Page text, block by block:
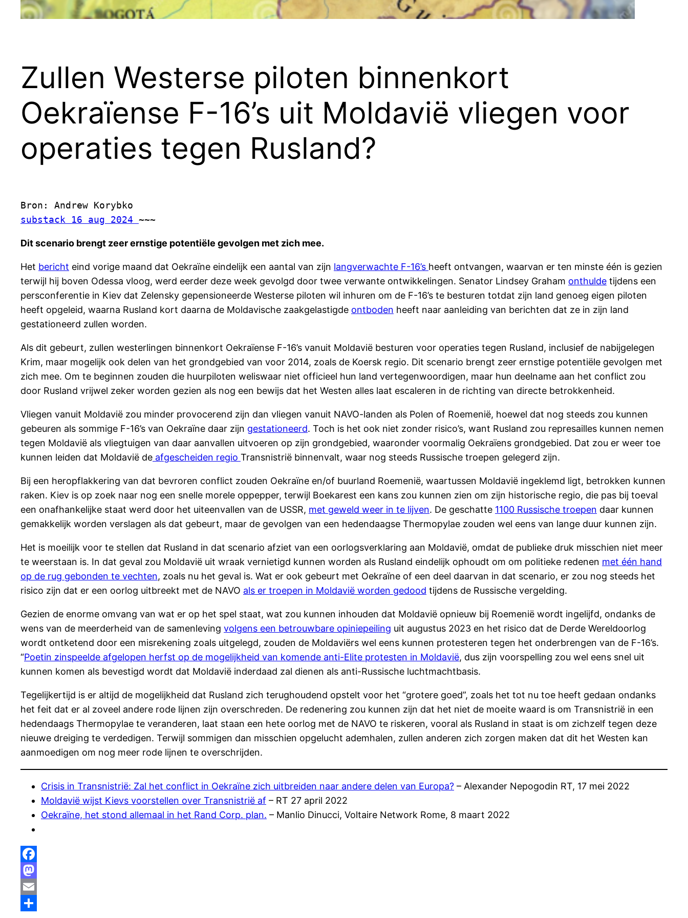
Zullen Westerse piloten binnenkort
Oekraïense F-16’s uit Moldavië vliegen voor
operaties tegen Rusland?
Bron: Andrew Korybko
substack 16 aug 2024 ~~~
Dit scenario brengt zeer ernstige potentiële gevolgen met zich mee.
Het bericht eind vorige maand dat Oekraïne eindelijk een aantal van zijn langverwachte F-16’s heeft ontvangen, waarvan er ten minste één is gezien
terwijl hij boven Odessa vloog, werd eerder deze week gevolgd door twee verwante ontwikkelingen. Senator Lindsey Graham onthulde tijdens een
persconferentie in Kiev dat Zelensky gepensioneerde Westerse piloten wil inhuren om de F-16’s te besturen totdat zijn land genoeg eigen piloten
heeft opgeleid, waarna Rusland kort daarna de Moldavische zaakgelastigde ontboden heeft naar aanleiding van berichten dat ze in zijn land
gestationeerd zullen worden.
Als dit gebeurt, zullen westerlingen binnenkort Oekraïense F-16’s vanuit Moldavië besturen voor operaties tegen Rusland, inclusief de nabijgelegen
Krim, maar mogelijk ook delen van het grondgebied van voor 2014, zoals de Koersk regio. Dit scenario brengt zeer ernstige potentiële gevolgen met
zich mee. Om te beginnen zouden die huurpiloten weliswaar niet officieel hun land vertegenwoordigen, maar hun deelname aan het conflict zou
door Rusland vrijwel zeker worden gezien als nog een bewijs dat het Westen alles laat escaleren in de richting van directe betrokkenheid.
Vliegen vanuit Moldavië zou minder provocerend zijn dan vliegen vanuit NAVO-landen als Polen of Roemenië, hoewel dat nog steeds zou kunnen
gebeuren als sommige F-16’s van Oekraïne daar zijn gestationeerd. Toch is het ook niet zonder risico’s, want Rusland zou represailles kunnen nemen
tegen Moldavië als vliegtuigen van daar aanvallen uitvoeren op zijn grondgebied, waaronder voormalig Oekraïens grondgebied. Dat zou er weer toe
kunnen leiden dat Moldavië de afgescheiden regio Transnistrië binnenvalt, waar nog steeds Russische troepen gelegerd zijn.
Bij een heropflakkering van dat bevroren conflict zouden Oekraïne en/of buurland Roemenië, waartussen Moldavië ingeklemd ligt, betrokken kunnen
raken. Kiev is op zoek naar nog een snelle morele oppepper, terwijl Boekarest een kans zou kunnen zien om zijn historische regio, die pas bij toeval
een onafhankelijke staat werd door het uiteenvallen van de USSR, met geweld weer in te lijven. De geschatte 1100 Russische troepen daar kunnen
gemakkelijk worden verslagen als dat gebeurt, maar de gevolgen van een hedendaagse Thermopylae zouden wel eens van lange duur kunnen zijn.
Het is moeilijk voor te stellen dat Rusland in dat scenario afziet van een oorlogsverklaring aan Moldavië, omdat de publieke druk misschien niet meer
te weerstaan is. In dat geval zou Moldavië uit wraak vernietigd kunnen worden als Rusland eindelijk ophoudt om om politieke redenen met één hand
op de rug gebonden te vechten, zoals nu het geval is. Wat er ook gebeurt met Oekraïne of een deel daarvan in dat scenario, er zou nog steeds het
risico zijn dat er een oorlog uitbreekt met de NAVO als er troepen in Moldavië worden gedood tijdens de Russische vergelding.
Gezien de enorme omvang van wat er op het spel staat, wat zou kunnen inhouden dat Moldavië opnieuw bij Roemenië wordt ingelijfd, ondanks de
wens van de meerderheid van de samenleving volgens een betrouwbare opiniepeiling uit augustus 2023 en het risico dat de Derde Wereldoorlog
wordt ontketend door een misrekening zoals uitgelegd, zouden de Moldaviërs wel eens kunnen protesteren tegen het onderbrengen van de F-16’s.
“Poetin zinspeelde afgelopen herfst op de mogelijkheid van komende anti-Elite protesten in Moldavië, dus zijn voorspelling zou wel eens snel uit
kunnen komen als bevestigd wordt dat Moldavië inderdaad zal dienen als anti-Russische luchtmachtbasis.
Tegelijkertijd is er altijd de mogelijkheid dat Rusland zich terughoudend opstelt voor het “grotere goed”, zoals het tot nu toe heeft gedaan ondanks
het feit dat er al zoveel andere rode lijnen zijn overschreden. De redenering zou kunnen zijn dat het niet de moeite waard is om Transnistrië in een
hedendaags Thermopylae te veranderen, laat staan een hete oorlog met de NAVO te riskeren, vooral als Rusland in staat is om zichzelf tegen deze
nieuwe dreiging te verdedigen. Terwijl sommigen dan misschien opgelucht ademhalen, zullen anderen zich zorgen maken dat dit het Westen kan
aanmoedigen om nog meer rode lijnen te overschrijden.
Crisis in Transnistrië: Zal het conflict in Oekraïne zich uitbreiden naar andere delen van Europa? – Alexander Nepogodin RT, 17 mei 2022
Moldavië wijst Kievs voorstellen over Transnistrië af – RT 27 april 2022
Oekraïne, het stond allemaal in het Rand Corp. plan. – Manlio Dinucci, Voltaire Network Rome, 8 maart 2022
Facebook
Mastodon
Email